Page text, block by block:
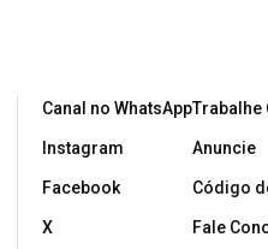
Canal no WhatsApp
Instagram
Facebook
X
Trabalhe
Anuncie
Código
Fale